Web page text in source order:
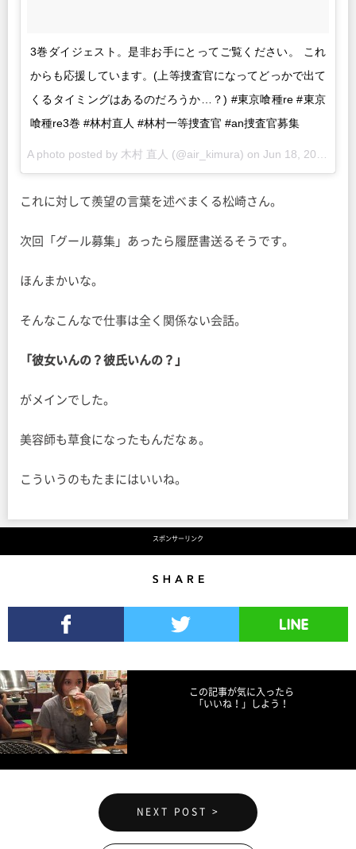
3巻ダイジェスト。是非お手にとってご覧ください。 これ
からも応援しています。(上等捜査官になってどっかで出て
くるタイミングはあるのだろうか…？) #東京喰種re #東京
喰種re3巻 #林村直人 #林村一等捜査官 #an捜査官募集
A photo posted by 木村 直人 (@air_kimura) on Jun 18, 2015 at 11:38pm PDT
これに対して羨望の言葉を述べまくる松崎さん。
次回「グール募集」あったら履歴書送るそうです。
ほんまかいな。
そんなこんなで仕事は全く関係ない会話。
「彼女いんの？彼氏いんの？」
がメインでした。
美容師も草食になったもんだなぁ。
こういうのもたまにはいいね。
スポンサーリンク
この記事が気に入ったら
「いいね！」しよう！
NEXT POST >